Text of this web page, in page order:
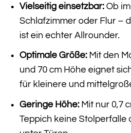
Vielseitig einsetzbar:Ob im
Schlafzimmer oder Flur –
ist ein echter Allrounder.
Optimale Größe:Mit den
und 70 cm Höhe eignet
für kleinere und
Geringe Höhe:Mit nur 0,7
Teppich keine Stolperfalle